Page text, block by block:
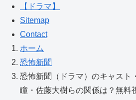
【ドラマ】
Sitemap
Contact
ホーム
恐怖新聞
恐怖新聞（ドラマ）のキャスト
瞳・佐藤大樹らの関係は？無料